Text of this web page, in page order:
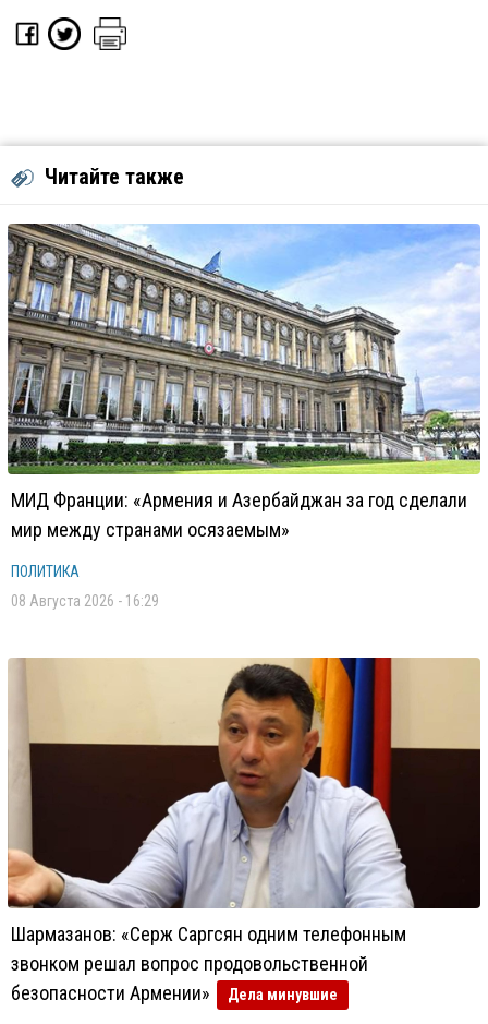
Читайте также
МИД Франции: «Армения и Азербайджан за год сделали
мир между странами осязаемым»
ПОЛИТИКА
08 Августа 2026 - 16:29
Шармазанов: «Серж Саргсян одним телефонным
звонком решал вопрос продовольственной
безопасности Армении»
Дела минувшие